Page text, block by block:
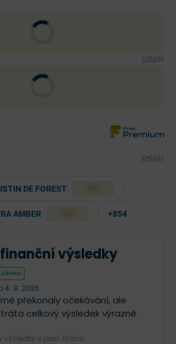
Detaily
Detaily
DE FOREST
AMBER +854
výsledky
4. 8. 2026
překonaly očekávání, ale
celkový výsledek výrazně
výsledky v posl. týdnu